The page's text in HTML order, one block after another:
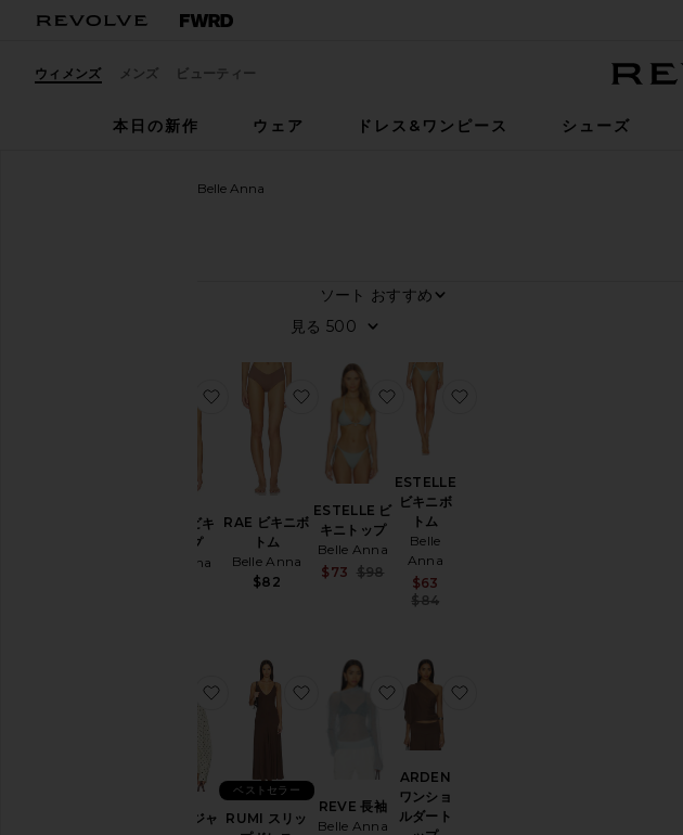
ウィメンズ メンズ ビューティー
本日の新作
ウェア ドレス&ワンピース シューズ
Belle Anna
ソート
見る
MARIS ビキ
ニトップ
Belle Anna
お気に入りMARIS ビキニトップ
RAE ビキニボ
トム
Belle Anna
$82
お気に入りRAE ビキニボトム
ESTELLE ビ
キニトップ
Belle Anna
$73
Previous price:
$98
お気に入りESTELLE ビキニトップ
ESTELLE
ビキニボ
トム
Belle
Anna
$63
$84
GLOBO ジャ
お気に入りGLOBO ジャケット
RUMI スリッ
ベストセラー
お気に入りRUMI スリップドレス
REVE 長袖
Belle Anna
お気に入りREVE 長袖
ARDEN
ワンショ
ルダート